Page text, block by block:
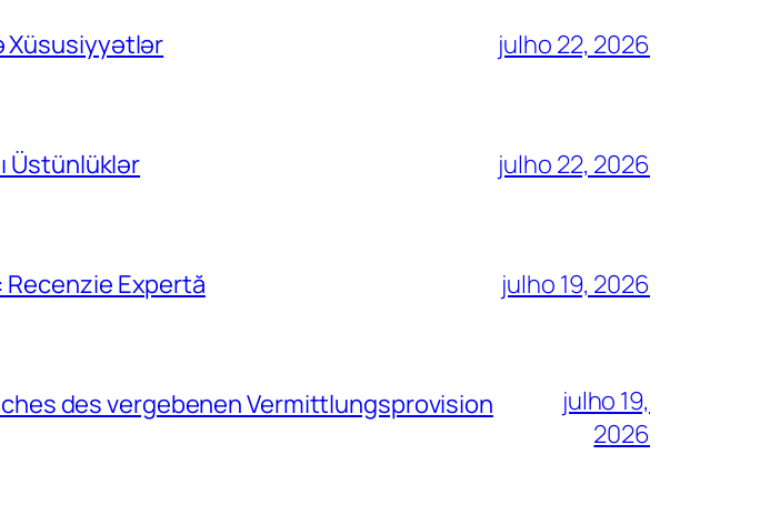
Xüsusiyyətlər julho 22, 2026
Üstünlüklər julho 22, 2026
Expertă julho 19, 2026
des vergebenen Vermittlungsprovision
julho 19,
2026